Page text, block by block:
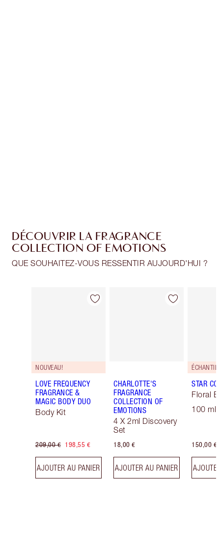
DÉCOUVRIR LA FRAGRANCE
COLLECTION OF EMOTIONS
QUE SOUHAITEZ-VOUS RESSENTIR AUJOURD'HUI ?
Article 1 sur 30
NOUVEAU!
LOVE FREQUENCY
FRAGRANCE &
MAGIC BODY DUO
Body Kit
209,00 € 198,55 €
AJOUTER AU PANIER
Article 2 sur 30
CHARLOTTE'S
FRAGRANCE
COLLECTION OF
EMOTIONS
4 X 2ml Discovery
Set
18,00 €
AJOUTER AU PANIER
STAR
Floral
100 ml
150,00 €